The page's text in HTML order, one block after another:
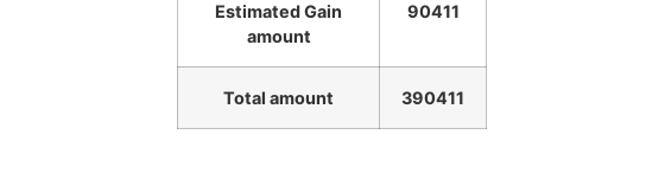
Estimated Gain
amount
90411
Total amount 390411